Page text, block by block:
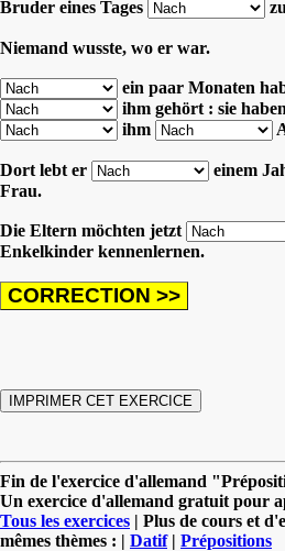
Bruder eines Tages
Niemand wusste, wo er war.
ein paar Monaten
ihm gehört : sie
ihm
Dort lebt er einem
Frau.
Die Eltern möchten jetzt
Enkelkinder kennenlernen.
Fin de l'exercice d'allemand
Un exercice d'allemand gratuit pour
Tous les exercices | Plus de cours et
mêmes thèmes : | Datif| Prépositions